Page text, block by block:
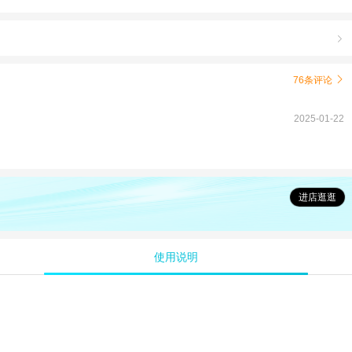

76条评论 
2025-01-22
进店逛逛
使用说明